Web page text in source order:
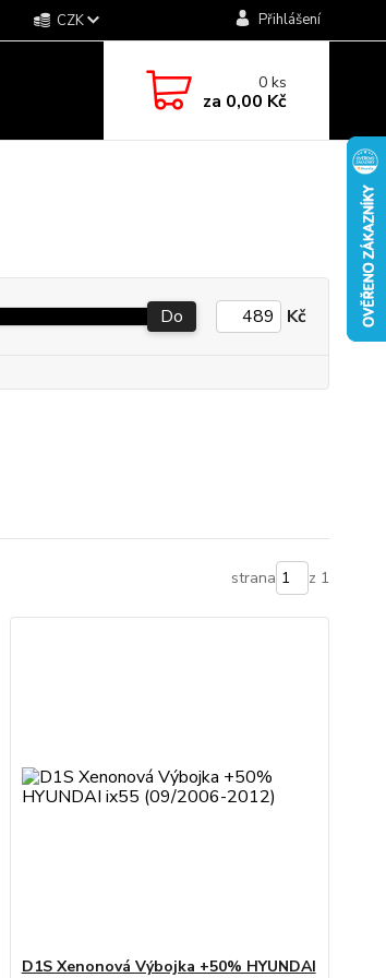
CZK Přihlášení
0ks
za 0,00 Kč
Do Kč
strana z 1
D1S Xenonová Výbojka +50% HYUNDAI